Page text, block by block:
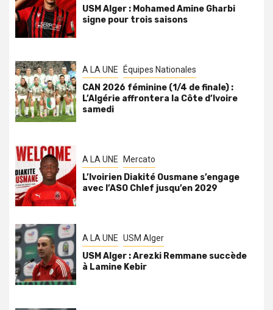
USM Alger : Mohamed Amine Gharbi
signe pour trois saisons
A LA UNE Équipes Nationales
CAN 2026 féminine (1/4 de finale) :
L’Algérie affrontera la Côte d’Ivoire
samedi
A LA UNE Mercato
L’Ivoirien Diakité Ousmane s’engage
avec l’ASO Chlef jusqu’en 2029
A LA UNE USM Alger
USM Alger : Arezki Remmane succède
à Lamine Kebir